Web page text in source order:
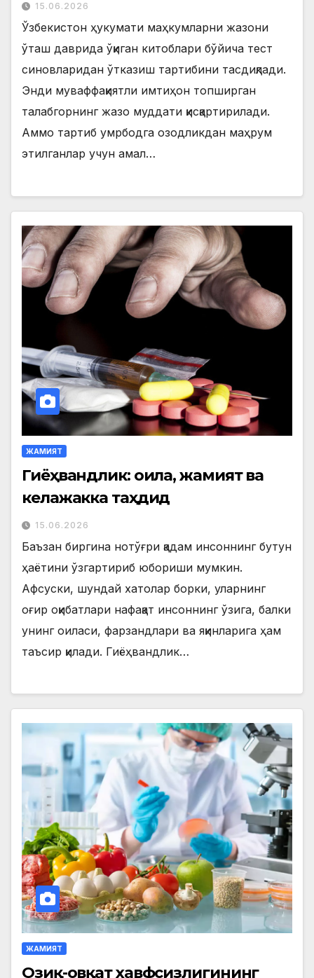
15.06.2026
Ўзбекистон ҳукумати маҳкумларни жазони
ўташ даврида ўқиган китоблари бўйича тест
синовларидан ўтказиш тартибини тасдиқлади.
Энди муваффақиятли имтиҳон топширган
талабгорнинг жазо муддати қисқартирилади.
Аммо тартиб умрбодга озодликдан маҳрум
этилганлар учун амал…
ЖАМИЯТ
Гиёҳвандлик: оила, жамият ва
келажакка таҳдид
15.06.2026
Баъзан биргина нотўғри қадам инсоннинг бутун
ҳаётини ўзгартириб юбориши мумкин.
Афсуски, шундай хатолар борки, уларнинг
оғир оқибатлари нафақат инсоннинг ўзига, балки
унинг оиласи, фарзандлари ва яқинларига ҳам
таъсир қилади. Гиёҳвандлик…
ЖАМИЯТ
Озиқ-овқат хавфсизлигининг